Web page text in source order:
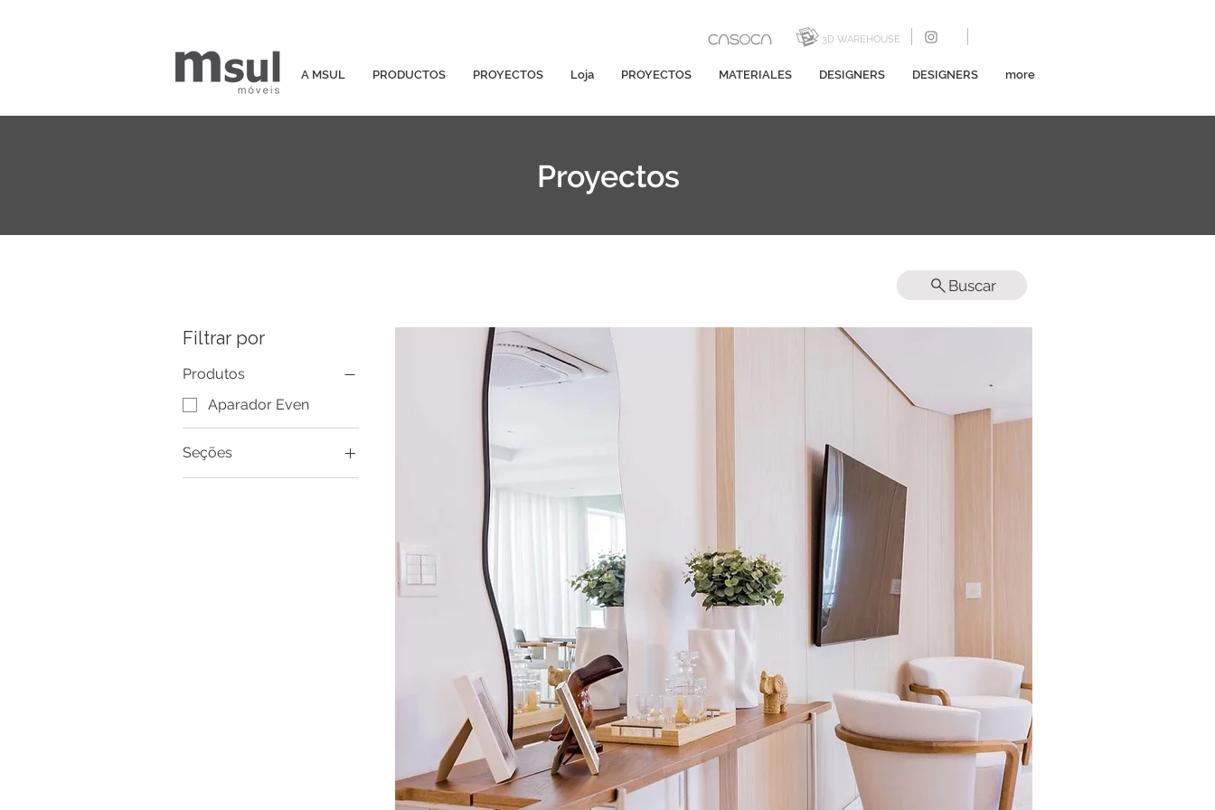
A MSUL PRODUCTOS PROYECTOS Loja PROYECTOS MATERIALES DESIGNERS DESIGNERS more
3D WAREHOUSE
Proyectos
Buscar
Filtrar por
Produtos
Aparador Even
Seções
Complementos